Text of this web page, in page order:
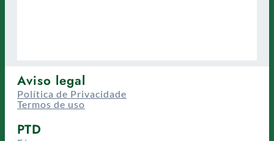
Aviso legal
Política de Privacidade
Termos de uso
PTD